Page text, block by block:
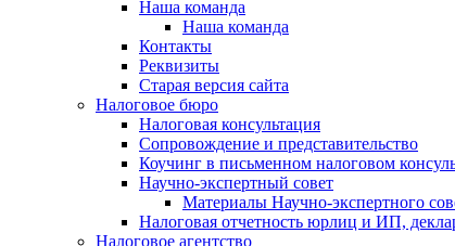
Наша команда
Наша команда
Контакты
Реквизиты
Старая версия сайта
Налоговое бюро
Налоговая консультация
Cопровождение и представительство
Коучинг в письменном налоговом
Научно-экспертный совет
Материалы Научно-экспертного
Налоговая отчетность юрлиц и ИП,
Налоговое агентство